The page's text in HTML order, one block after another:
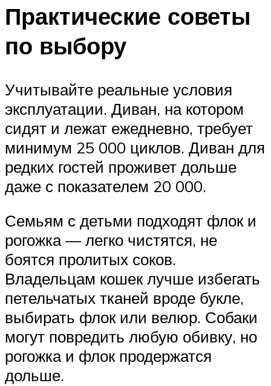
Практические советы
по выбору
Учитывайте реальные условия
эксплуатации. Диван, на котором
сидят и лежат ежедневно, требует
минимум 25 000 циклов. Диван для
редких гостей проживет дольше
даже с показателем 20 000.
Семьям с детьми подходят флок и
рогожка — легко чистятся, не
боятся пролитых соков.
Владельцам кошек лучше избегать
петельчатых тканей вроде букле,
выбирать флок или велюр. Собаки
могут повредить любую обивку, но
рогожка и флок продержатся
дольше.